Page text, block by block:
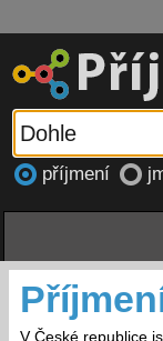
příjmení
V České republice